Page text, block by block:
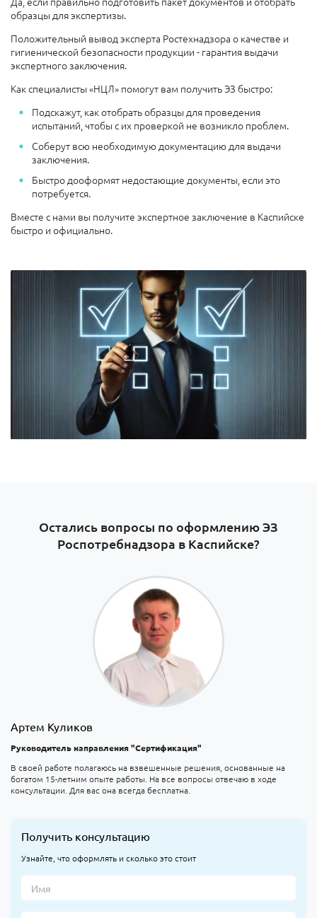
образцы для экспертизы.
Положительный вывод эксперта Ростехнадзора о качестве и
гигиенической безопасности продукции - гарантия выдачи
экспертного заключения.
Как специалисты «НЦЛ» помогут вам получить ЭЗ быстро:
Подскажут, как отобрать образцы для проведения
испытаний, чтобы с их проверкой не возникло проблем.
Соберут всю необходимую документацию для выдачи
заключения.
Быстро дооформят недостающие документы, если это
потребуется.
Вместе с нами вы получите экспертное заключение в Каспийске
быстро и официально.
Остались вопросы по оформлению ЭЗ
Роспотребнадзора в Каспийске?
Артем Куликов
Руководитель направления "Сертификация"
В своей работе полагаюсь на взвешенные решения, основанные на
богатом 15-летним опыте работы. На все вопросы отвечаю в ходе
консультации. Для вас она всегда бесплатна.
Получить консультацию
Узнайте, что оформлять и сколько это стоит